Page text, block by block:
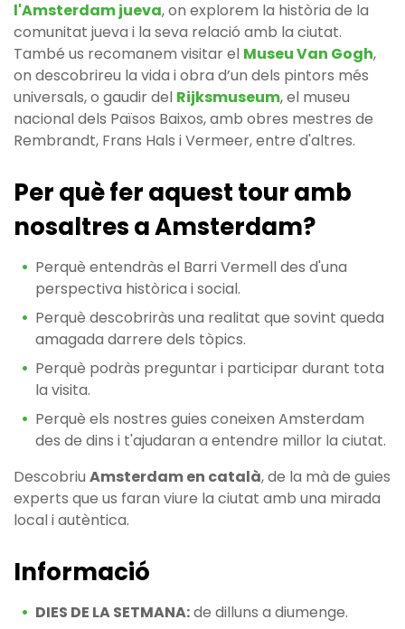
l'Amsterdam jueva, on explorem la història de la
comunitat jueva i la seva relació amb la ciutat.
També us recomanem visitar el Museu Van Gogh,
on descobrireu la vida i obra d’un dels pintors més
universals, o gaudir del Rijksmuseum, el museu
nacional dels Països Baixos, amb obres mestres de
Rembrandt, Frans Hals i Vermeer, entre d'altres.
Per què fer aquest tour amb
nosaltres a Amsterdam?
Perquè entendràs el Barri Vermell des d'una
perspectiva històrica i social.
Perquè descobriràs una realitat que sovint queda
amagada darrere dels tòpics.
Perquè podràs preguntar i participar durant tota
la visita.
Perquè els nostres guies coneixen Amsterdam
des de dins i t'ajudaran a entendre millor la ciutat.
Descobriu Amsterdam en català, de la mà de guies
experts que us faran viure la ciutat amb una mirada
local i autèntica.
Informació
DIES DE LA SETMANA:de dilluns a diumenge.